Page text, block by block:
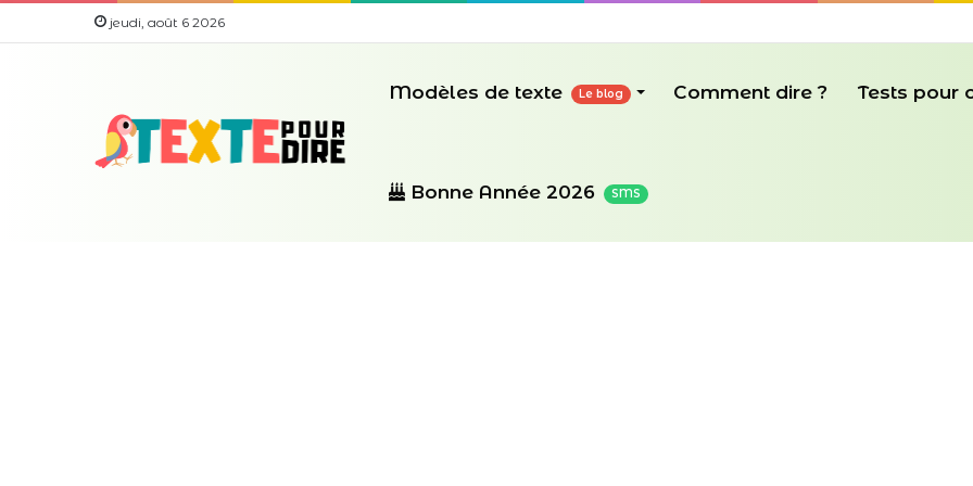
jeudi, août 6 2026
Modèles de texte Le blog Comment dire ? Tests pour
Bonne Année 2026 SMS